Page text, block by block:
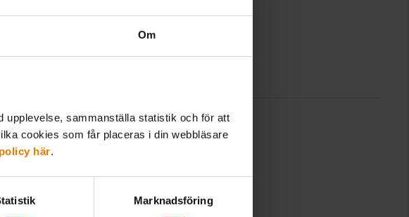
Om
upplevelse, sammanställa statistik och för att
cookies som får placeras i din webbläsare
här.
Marknadsföring
till förvaltningen
bjuder därför in till en workshop i
annat: vilka aktiviteter som bör …